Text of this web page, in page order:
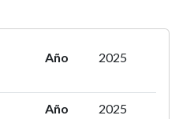
Año 2025
Año 2025